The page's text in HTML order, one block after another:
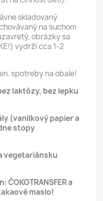
skladovaný
na suchom
obrázky sa
vydrží cca 1-2
spotreby na obale!
laktózy, bez lepku
(vanilkový papier a
stopy
vegetariánsku
ČOKOTRANSFER a
maslo!